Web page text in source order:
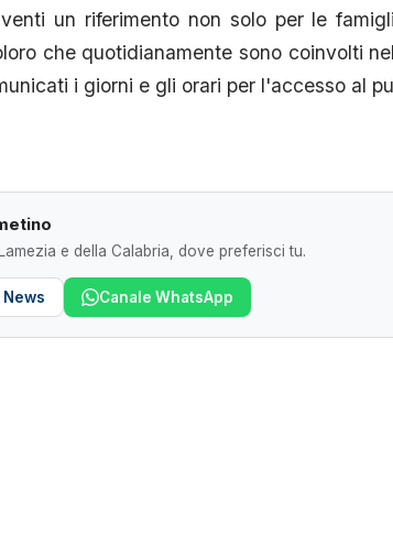
un riferimento non solo per le
che quotidianamente sono coinvolti
i giorni e gli orari per l'accesso al
e della Calabria, dove preferisci tu.
Canale WhatsApp